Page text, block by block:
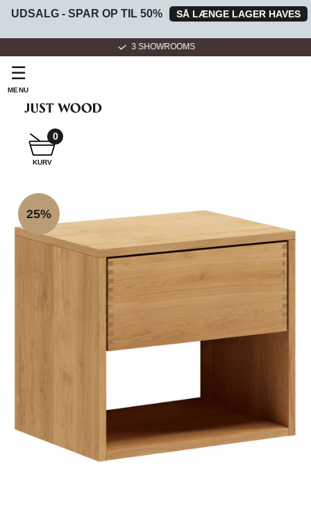
UDSALG - SPAR OP TIL 50% SÅ LÆNGE LAGER HAVES
3 SHOWROOMS
☰
MENU
SNEDKER
BADMØBEL
SNEDKERKØKKEN
INSPIRATION
KURV
0
25%